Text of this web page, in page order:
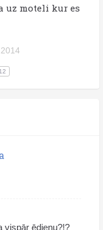
uz moteli kur es
12
vispār ēdienu?!?